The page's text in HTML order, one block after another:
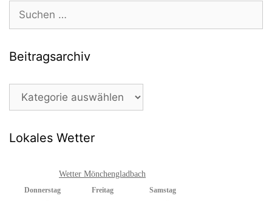
nach:
Beitragsarchiv
Beitragsarchiv
Lokales Wetter
Wetter Mönchengladbach